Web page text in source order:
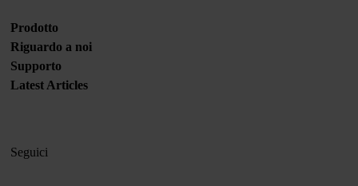
Prodotto
Riguardo a noi
Supporto
Latest Articles
Seguici